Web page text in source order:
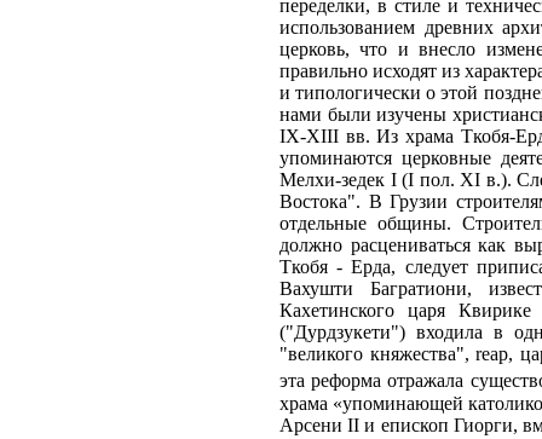
переделки, в стиле и
использованием древних
церковь, что и внесло
правильно исходят из
и типологически о этой
нами были изучены
IX-XIII вв. Из храма Ткобя-
упоминаются церковные
Мелхи-зедек I (I пол. XI в.).
Востока". В Грузии
отдельные общины.
должно расцениваться как
Ткобя - Eрда, следует
Вахушти Багратиони,
Кахетинского царя
("Дурдзукети") входила в
"великого княжества", reap,
эта реформа отражала
храма «упоминающей
Арсени II и епископ Гиорги,